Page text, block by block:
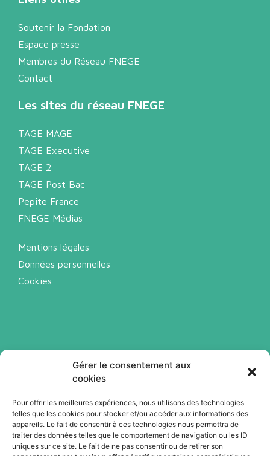
Gérer le consentement aux
cookies
Pour offrir les meilleures expériences, nous utilisons des technologies
telles que les cookies pour stocker et/ou accéder aux informations des
appareils. Le fait de consentir à ces technologies nous permettra de
traiter des données telles que le comportement de navigation ou les ID
uniques sur ce site. Le fait de ne pas consentir ou de retirer son
Soutenir la Fondation
Espace presse
Membres du Réseau FNEGE
Contact
Les sites du réseau FNEGE
TAGE MAGE
TAGE Executive
TAGE 2
TAGE Post Bac
Pepite France
FNEGE Médias
Mentions légales
Données personnelles
Cookies
Abonnez-vous à notre newsletter